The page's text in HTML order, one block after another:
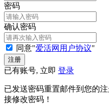
密码
确认密码
同意"爱活网用户协议"
已有账号, 立即 登录
已发送密码重置邮件到您的
接修改密码！